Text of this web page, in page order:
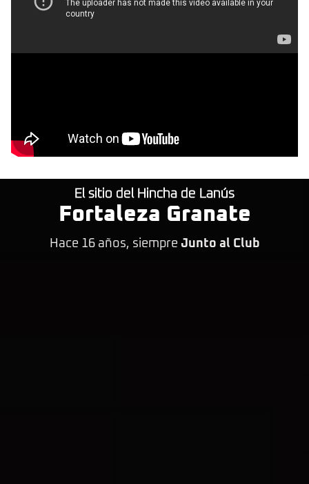
El sitio del Hincha de Lanús
Fortaleza Granate
Hace 16 años, siempre Junto al Club